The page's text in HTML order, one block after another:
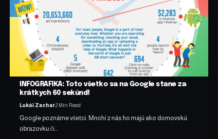
INFOGRAFIKA: Toto všetko sa na Google stane za
krátkych 60 sekúnd!
Lukáš Zachar2 Min Read
Google poznáme všetci. Mnohí z nás ho majú ako domovskú
obrazovku či…